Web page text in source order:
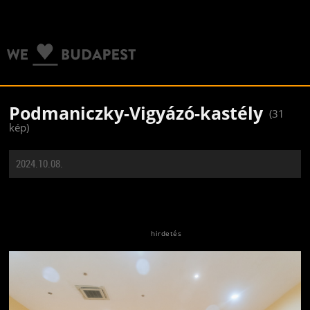
Podmaniczky-Vigyázó-kastély (31
kép)
2024.10.08.
Jön még kép!